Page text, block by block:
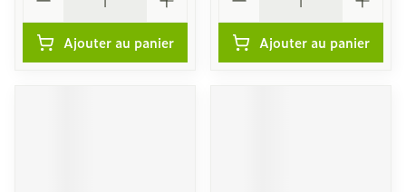
Ajouter au panier Ajouter au panier